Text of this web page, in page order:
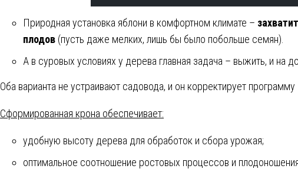
Природная установка яблони в комфортном климате –
плодов(пусть даже мелких, лишь бы было побольше семян).
А в суровых условиях у дерева главная задача – выжить, и на
Оба варианта не устраивают садовода, и он корректирует программу
Сформированная крона обеспечивает:
удобную высоту дерева для обработок и сбора урожая;
оптимальное соотношение ростовых процессов и